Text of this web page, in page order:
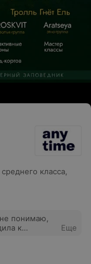
класса,
понимаю,
к
Еще